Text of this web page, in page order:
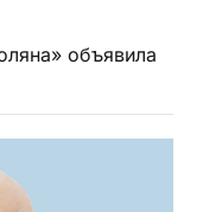
объявила